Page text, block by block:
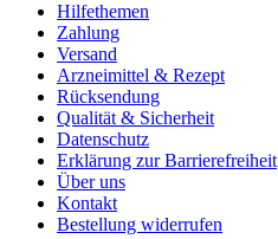
Hilfethemen
Zahlung
Versand
Arzneimittel & Rezept
Rücksendung
Qualität & Sicherheit
Datenschutz
Erklärung zur Barrierefreiheit
Über uns
Kontakt
Bestellung widerrufen